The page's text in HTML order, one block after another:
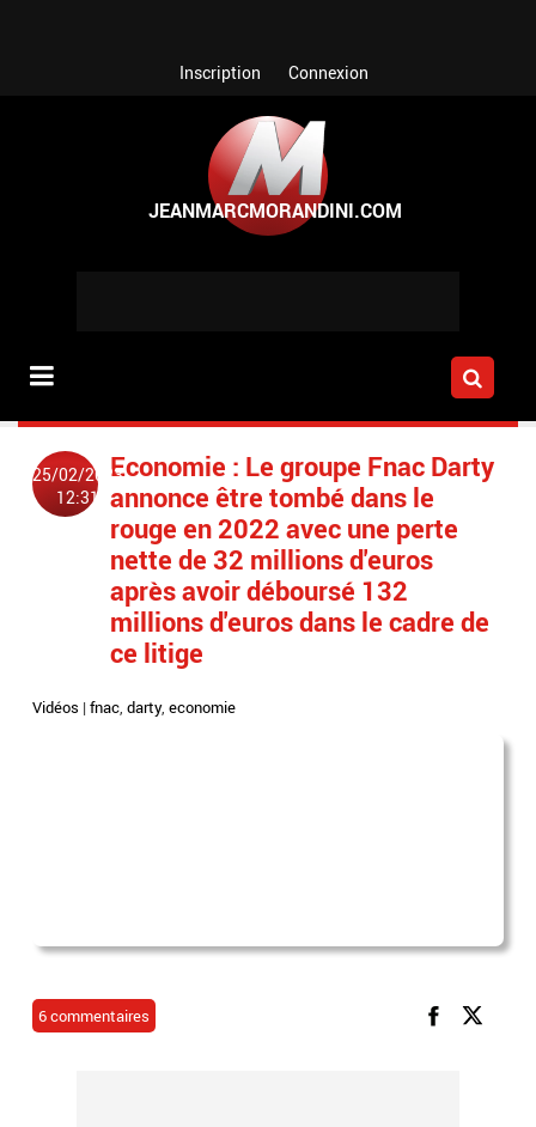
Inscription Connexion
25/02/2023
12:31
Economie : Le groupe Fnac Darty
annonce être tombé dans le
rouge en 2022 avec une perte
nette de 32 millions d'euros
après avoir déboursé 132
millions d'euros dans le cadre de
ce litige
Vidéos |fnac,darty,economie
6 commentaires